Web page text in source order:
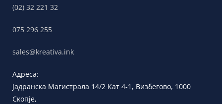
(02) 32 221 32
075 296 255
sales@kreativa.ink
Адреса:
Јадранска Магистрала 14/2 Кат 4-1, Визбегово, 1000
Скопје,